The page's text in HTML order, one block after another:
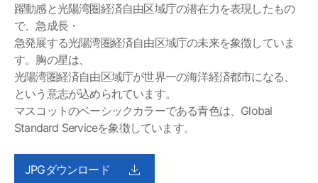
躍動感と光陽湾圏経済自由区域庁の潜在力を表現したもの
で、急成長・
急発展する光陽湾圏経済自由区域庁の未来を象徴していま
す。胸の星は、
光陽湾圏経済自由区域庁が世界一の海洋経済都市になる、
という意志が込められています。
マスコットのベーシックカラーである青色は、Global
Standard Serviceを象徴しています。
JPGダウンロード